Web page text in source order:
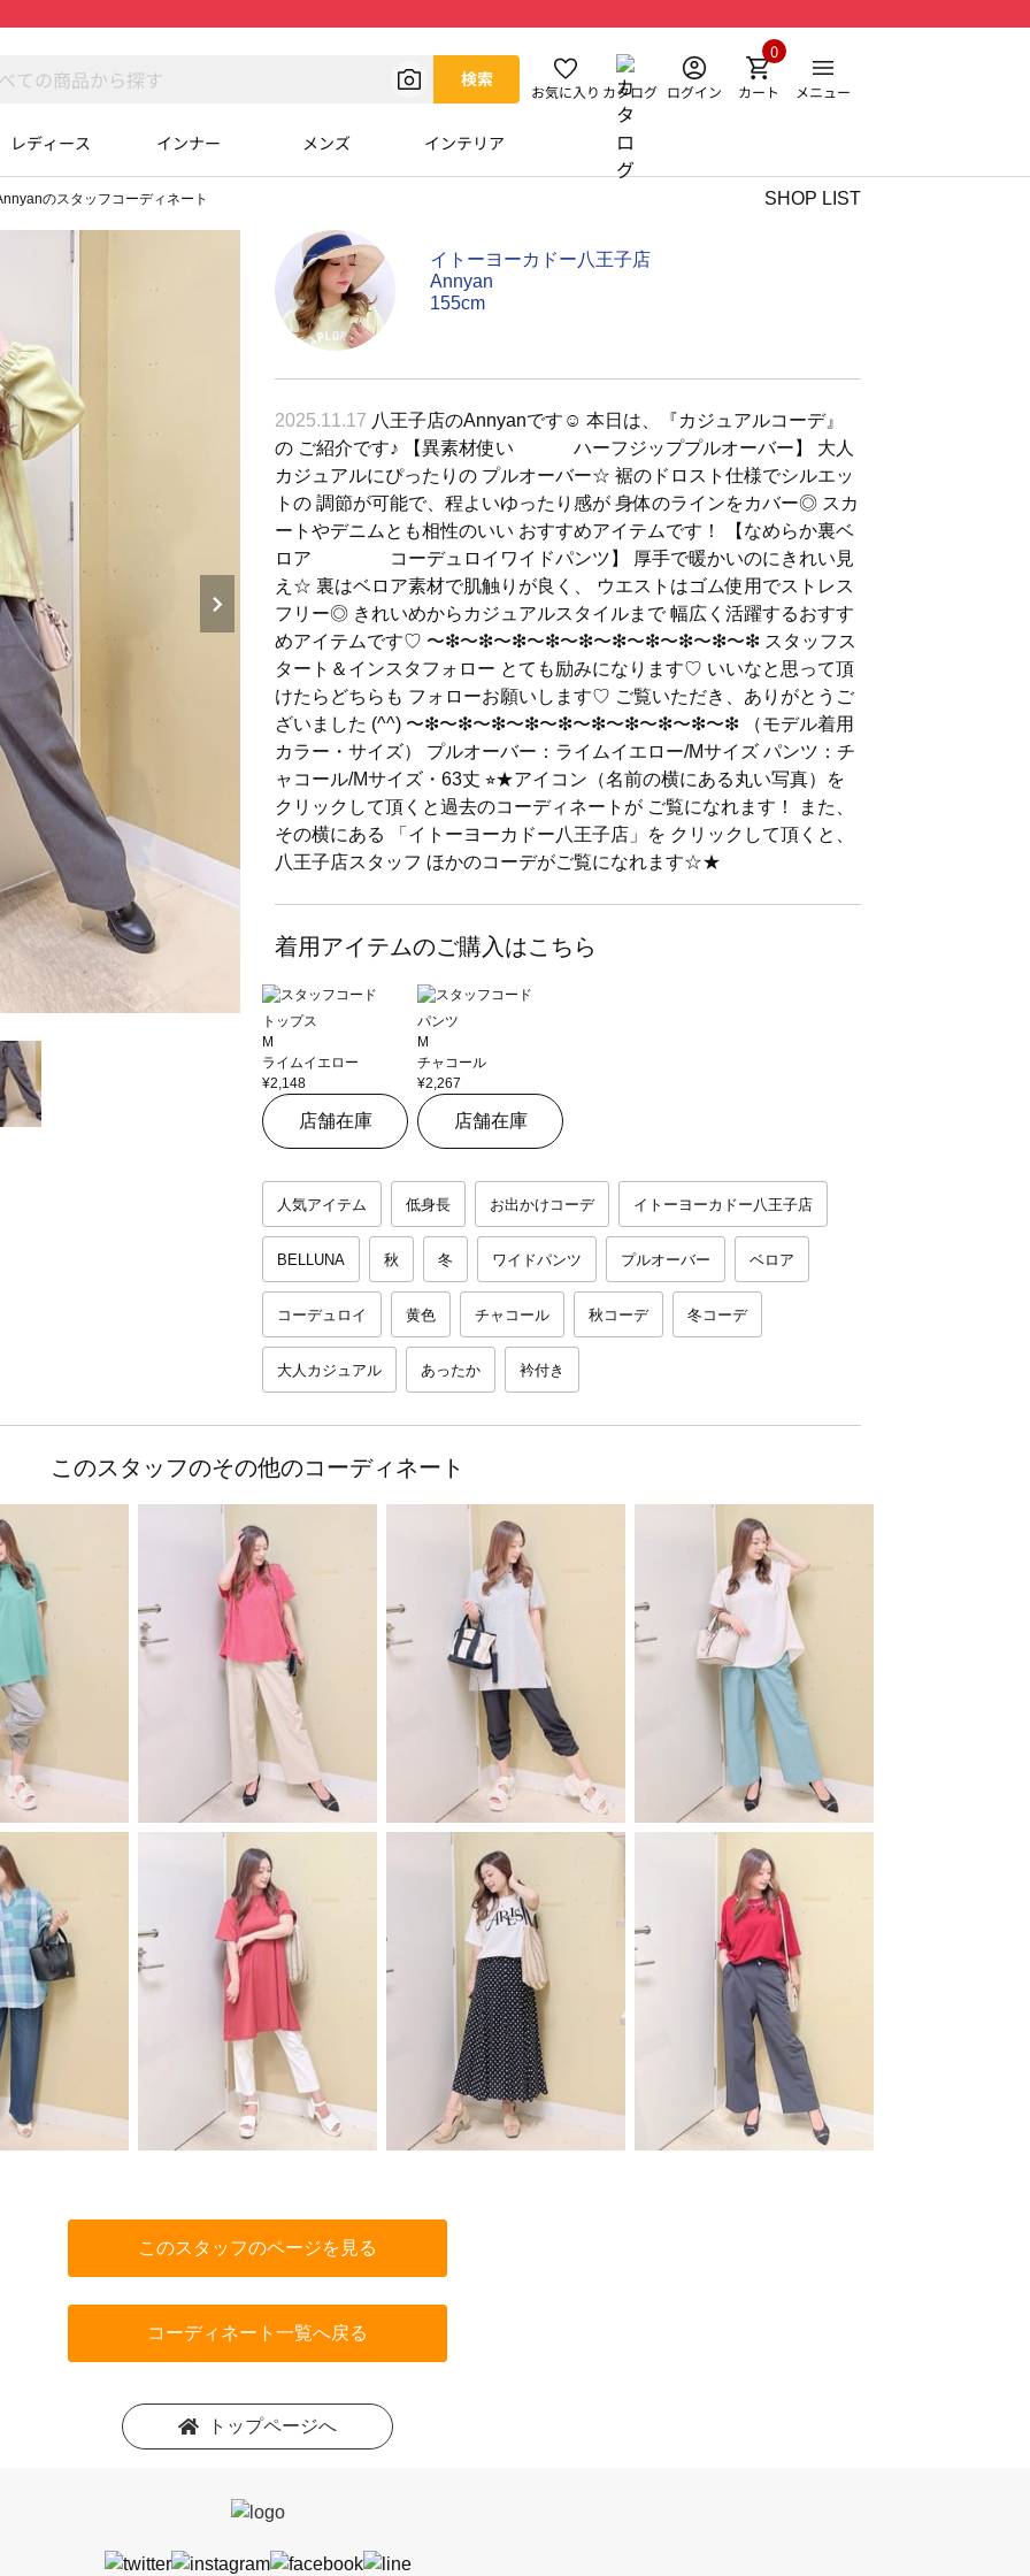
検索
お気に入り カタログ ログイン カート
0
メニュー
レディース インナー メンズ インテリア
のスタッフコーディネート SHOP LIST
イトーヨーカドー八王子店
Annyan
155cm
2025.11.17 八王子店のAnnyanです☺︎ 本日は、『カジュアルコーデ』
の ご紹介です♪ 【異素材使い ハーフジッププルオーバー】 大人
カジュアルにぴったりの プルオーバー☆ 裾のドロスト仕様でシルエッ
トの 調節が可能で、程よいゆったり感が 身体のラインをカバー◎ スカ
ートやデニムとも相性のいい おすすめアイテムです！ 【なめらか裏ベ
ロア コーデュロイワイドパンツ】 厚手で暖かいのにきれい見
え☆ 裏はベロア素材で肌触りが良く、 ウエストはゴム使用でストレス
フリー◎ きれいめからカジュアルスタイルまで 幅広く活躍するおすす
めアイテムです♡ 〜❇︎〜❇︎〜❇︎〜❇︎〜❇︎〜❇︎〜❇︎〜❇︎〜❇︎〜❇︎ スタッフス
タート＆インスタフォロー とても励みになります♡ いいなと思って頂
けたらどちらも フォローお願いします♡ ご覧いただき、ありがとうご
ざいました (^^) 〜❇︎〜❇︎〜❇︎〜❇︎〜❇︎〜❇︎〜❇︎〜❇︎〜❇︎〜❇︎ （モデル着用
カラー・サイズ） プルオーバー：ライムイエロー/Mサイズ パンツ：チ
ャコール/Mサイズ・63丈 ⭐︎★アイコン（名前の横にある丸い写真）を
クリックして頂くと過去のコーディネートが ご覧になれます！ また、
その横にある 「イトーヨーカドー八王子店」を クリックして頂くと、
八王子店スタッフ ほかのコーデがご覧になれます☆★
着用アイテムのご購入はこちら
トップス
M
ライムイエロー
¥2,148
店舗在庫
パンツ
M
チャコール
¥2,267
店舗在庫
人気アイテム 低身長 お出かけコーデ イトーヨーカドー八王子店
BELLUNA 秋 冬 ワイドパンツ プルオーバー ベロア
コーデュロイ 黄色 チャコール 秋コーデ 冬コーデ
大人カジュアル あったか 衿付き
このスタッフのその他のコーディネート
このスタッフのページを見る
コーディネート一覧へ戻る
トップページへ